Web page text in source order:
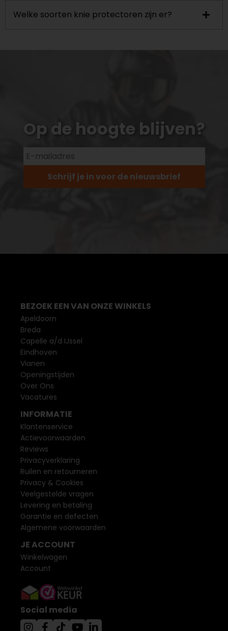
Welke soorten knie protectoren zijn er?
Op de hoogte blijven?
Schrijf je in voor de nieuwsbrief
BEZOEK EEN VAN ONZE WINKELS
Apeldoorn
Breda
Capelle a/d IJssel
Eindhoven
Vianen
Openingstijden
Over Ons
Vacatures
INFORMATIE
Klantenservice
Actievoorwaarden
Reviews
Privacyverklaring
Ruilen en retourneren
Privacy & Cookies
Veelgestelde vragen
Levering en betaling
Garantie en defecten
Algemene voorwaarden
JE ACCOUNT
Winkelwagen
Account
Social media